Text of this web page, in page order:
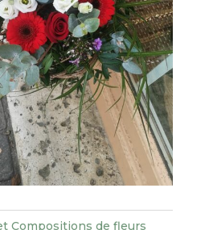
Compositions de fleurs